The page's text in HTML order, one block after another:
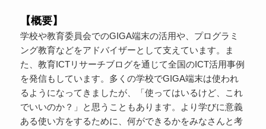
【概要】
学校や教育委員会でのGIGA端末の活用や、プログラミ
ング教育などをアドバイザーとして支えています。ま
た、教育ICTリサーチブログを通じて全国のICT活用事例
を発信もしています。多くの学校でGIGA端末は使われ
るようになってきましたが、「使ってはいるけど、これ
でいいのか？」と思うこともあります。より学びに意義
ある使い方をするために、何ができるかをみなさんと考